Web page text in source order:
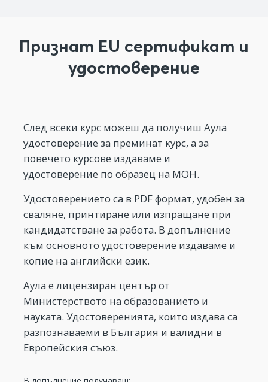
Признат EU сертификат и
удостоверение
След всеки курс можеш да получиш Аула
удостоверение за преминат курс, а за
повечето курсове издаваме и
удостоверение по образец на МОН.
Удостоверението са в PDF формат, удобен за
сваляне, принтиране или изпращане при
кандидатстване за работа. В допълнение
към основното удостоверение издаваме и
копие на английски език.
Аула е лицензиран център от
Министерството на образованието и
науката. Удостоверенията, които издава са
разпознаваеми в България и валидни в
Европейския съюз.